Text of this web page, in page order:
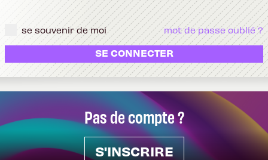
Pas de compte ?
S'INSCRIRE
se souvenir de moi mot de passe oublié ?
SE CONNECTER